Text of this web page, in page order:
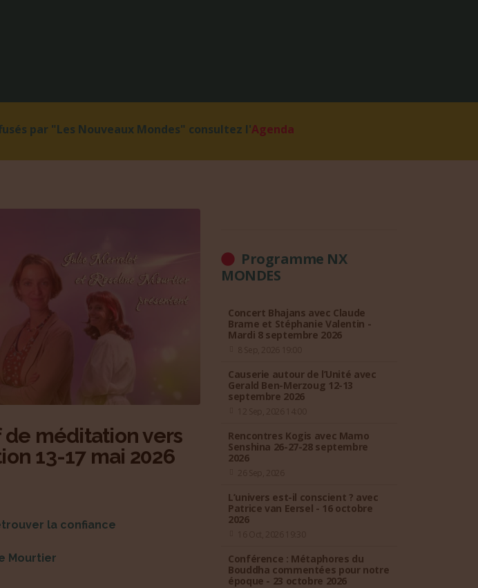
par "Les Nouveaux Mondes" consultez l'Agenda
méditation vers
13-17 mai 2026
la confiance
Mourtier
Programme NX
MONDES
Concert Bhajans avec Claude
Brame et Stéphanie Valentin -
Mardi 8 septembre 2026
Causerie autour de l’Unité avec
Gerald Ben-Merzoug 12-13
septembre 2026
Rencontres Kogis avec Mamo
Senshina 26-27-28 septembre
2026
L’univers est-il conscient ? avec
Patrice van Eersel - 16 octobre
2026
Conférence : Métaphores du
Bouddha commentées pour notre
époque - 23 octobre 2026